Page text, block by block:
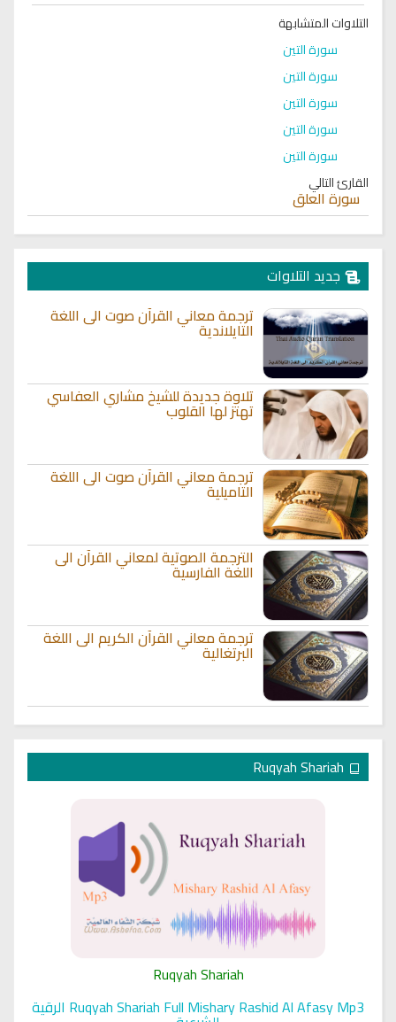
التلاوات المتشابهة
سورة التين
سورة التين
سورة التين
سورة التين
سورة التين
القارئ التالي
سورة العلق
جديد التلاوات
ترجمة معاني القرآن صوت الى اللغة
التايلاندية
تلاوة جديدة للشيخ مشاري العفاسي
تهتز لها القلوب
ترجمة معاني القرآن صوت الى اللغة
التاميلية
الترجمة الصوتية لمعاني القرآن الى
اللغة الفارسية
ترجمة معاني القرآن الكريم الى اللغة
البرتغالية
Ruqyah Shariah
Ruqyah Shariah Full Mishary Rashid Al Afasy Mp3 الرقية